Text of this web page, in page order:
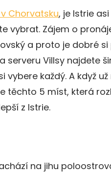
Chorvatsku, je Istrie
vybrat. Zájem o
a proto je dobré
serveru Villsy najdete
vybere každý. A když
těchto 5 míst, která
z Istrie.
na jihu